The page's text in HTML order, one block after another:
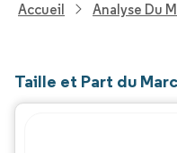
Accueil Analyse Du
Taille et Part du